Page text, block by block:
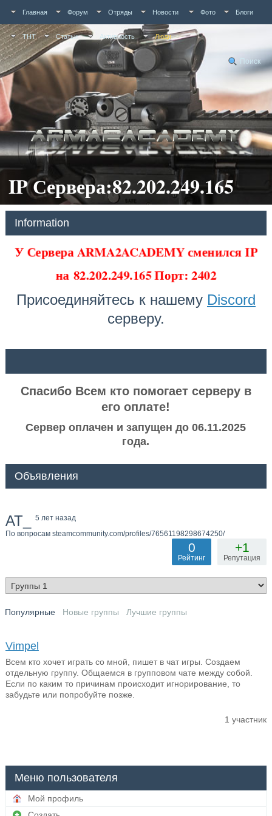
Главная Форум Отряды Новости Фото Блоги
ТНТ Статьи Активность Люди
Поиск
IP Сервера:82.202.249.165
Information
У Сервера ARMA2ACADEMY сменился IP
на 82.202.249.165 Порт: 2402
Присоединяйтесь к нашему Discord
серверу.
Спасибо Всем кто помогает серверу в
его оплате!
Сервер оплачен и запущен до 06.11.2025
года.
Объявления
AT_
5 лет назад
По вопросам steamcommunity.com/profiles/76561198298674250/
+1
Репутация
0
Рейтинг
Популярные Новые группы Лучшие группы
Vimpel
Всем кто хочет играть со мной, пишет в чат игры. Создаем
отдельную группу. Общаемся в групповом чате между собой.
Если по каким то причинам происходит игнорирование, то
забудьте или попробуйте позже.
1 участник
Меню пользователя
Мой профиль